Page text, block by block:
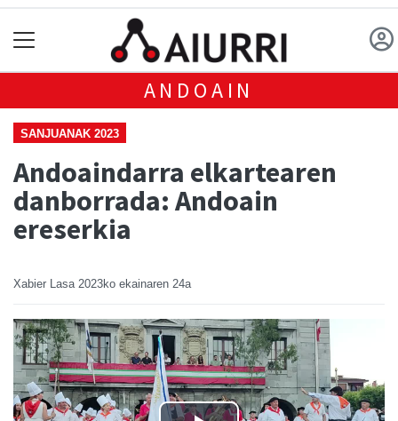
ANDOAIN
SANJUANAK 2023
Andoaindarra elkartearen
danborrada: Andoain
ereserkia
Xabier Lasa 2023ko ekainaren 24a